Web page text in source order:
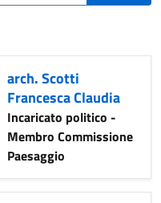
arch. Scotti
Francesca Claudia
Incaricato politico -
Membro Commissione
Paesaggio